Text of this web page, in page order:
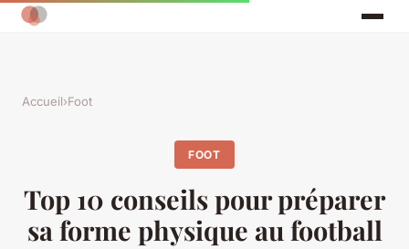
Accueil›Foot
FOOT
Top 10 conseils pour préparer
sa forme physique au football